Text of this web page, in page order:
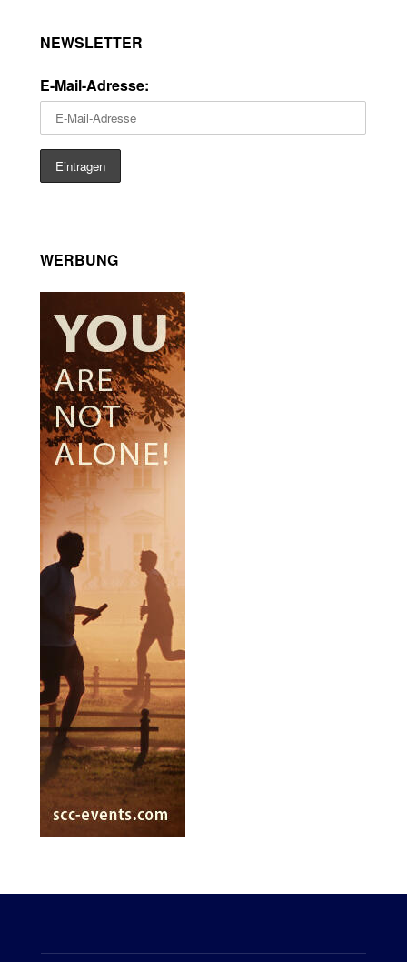
NEWSLETTER
E-Mail-Adresse:
WERBUNG